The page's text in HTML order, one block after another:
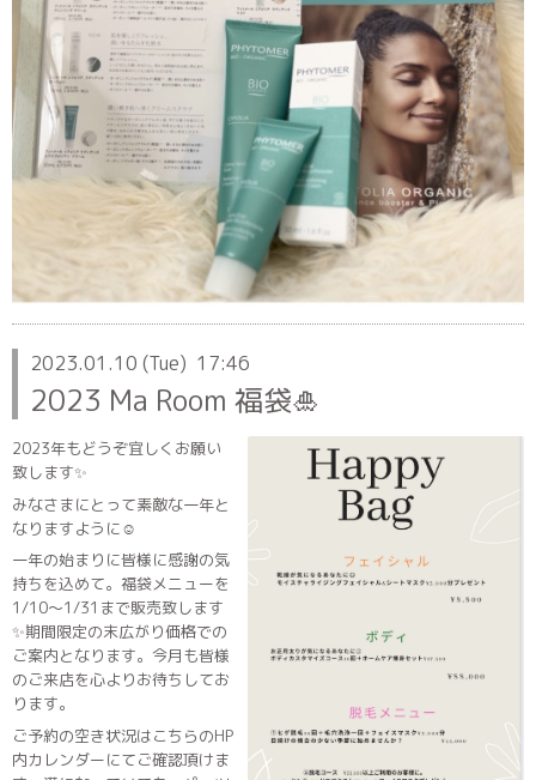
2023.01.10 (Tue) 17:46
2023 Ma Room 福袋🎍
2023年もどうぞ宜しくお願い
致します✨
みなさまにとって素敵な一年と
なりますように☺️
一年の始まりに皆様に感謝の気
持ちを込めて。福袋メニューを
1/10〜1/31まで販売致します
✨期間限定の末広がり価格での
ご案内となります。今月も皆様
のご来店を心よりお待ちしてお
ります。
ご予約の空き状況はこちらのHP
内カレンダーにてご確認頂けま